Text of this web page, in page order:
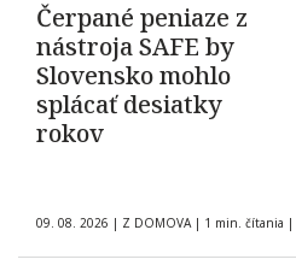
Čerpané peniaze z
nástroja SAFE by
Slovensko mohlo
splácať desiatky
rokov
09. 08. 2026 | Z DOMOVA | 1 min. čítania |